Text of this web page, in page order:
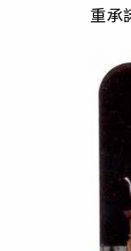
重承